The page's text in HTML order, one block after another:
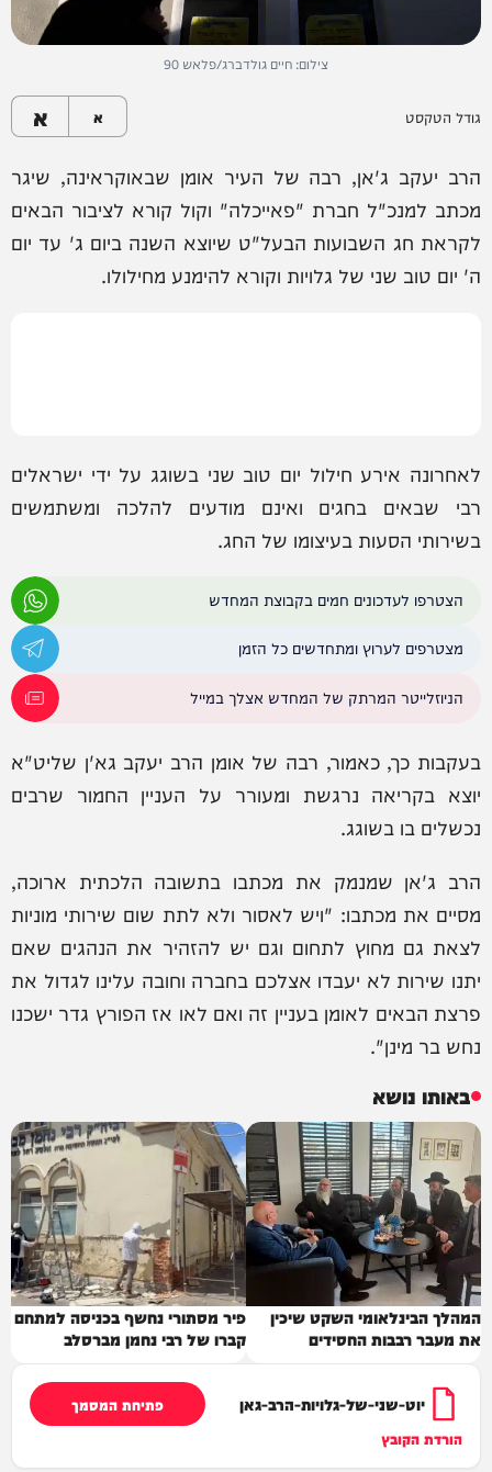
צילום: חיים גולדברג/פלאש 90
גודל הטקסט א א
הרב יעקב ג'אן, רבה של העיר אומן שבאוקראינה, שיגר
מכתב למנכ"ל חברת "פאייכלה" וקול קורא לציבור הבאים
לקראת חג השבועות הבעל"ט שיוצא השנה ביום ג' עד יום
ה' יום טוב שני של גלויות וקורא להימנע מחילולו.
לאחרונה אירע חילול יום טוב שני בשוגג על ידי ישראלים
רבי שבאים בחגים ואינם מודעים להלכה ומשתמשים
בשירותי הסעות בעיצומו של החג.
הצטרפו לעדכונים חמים בקבוצת המחדש
מצטרפים לערוץ ומתחדשים כל הזמן
הניוזלייטר המרתק של המחדש אצלך במייל
בעקבות כך, כאמור, רבה של אומן הרב יעקב גא'ן שליט"א
יוצא בקריאה נרגשת ומעורר על העניין החמור שרבים
נכשלים בו בשוגג.
הרב ג'אן שמנמק את מכתבו בתשובה הלכתית ארוכה,
מסיים את מכתבו: "ויש לאסור ולא לתת שום שירותי מוניות
לצאת גם מחוץ לתחום וגם יש להזהיר את הנהגים שאם
יתנו שירות לא יעבדו אצלכם בחברה וחובה עלינו לגדול את
פרצת הבאים לאומן בעניין זה ואם לאו אז הפורץ גדר ישכנו
נחש בר מינן".
באותו נושא
המהלך הבינלאומי השקט שיכין
את מעבר רבבות החסידים
פיר מסתורי נחשף בכניסה למתחם
קברו של רבי נחמן מברסלב
יוט-שני-של-גלויות-הרב-גאן
פתיחת המסמך
הורדת הקובץ